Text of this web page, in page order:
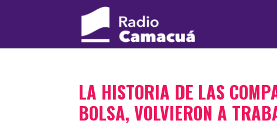
LA HISTORIA DE LAS
BOLSA, VOLVIERON A